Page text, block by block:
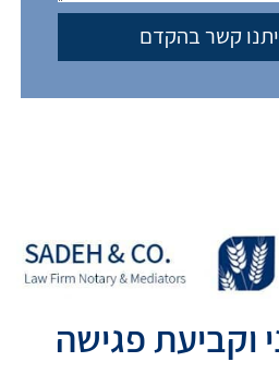
וקביעת פגישה